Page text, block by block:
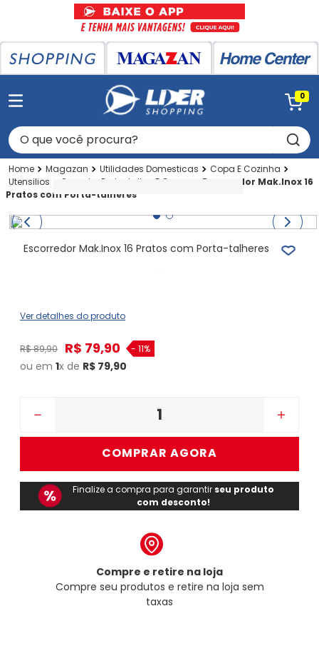
0
O que você procura?
Magazan Utilidades Domesticas
Copa E Cozinha
Utensilios
Secador Prato-talher E Copos
Escorredor Mak.Inox 16
Pratos com Porta-talheres
Escorredor Mak.Inox 16 Pratos com Porta-talheres
Ver detalhes do produto
R$89,90 R$ 79,90 - 11%
ou em 1x de R$ 79,90
＋
－
COMPRAR AGORA
Finalize a compra para garantir seu produto
com desconto!
Compre e retire na loja
Compre seu produtos e retire na loja sem
taxas